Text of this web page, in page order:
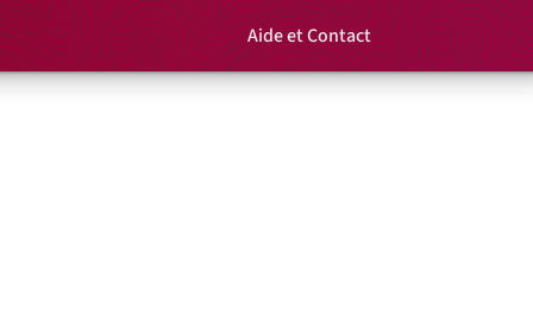
Rechercher un
Panier
Aide et Contact